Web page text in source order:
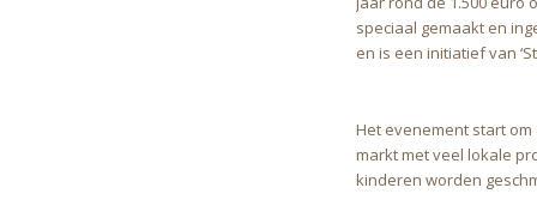
speciaal gemaakt en
en is een initiatief van
Het evenement start
markt met veel lokale
kinderen worden